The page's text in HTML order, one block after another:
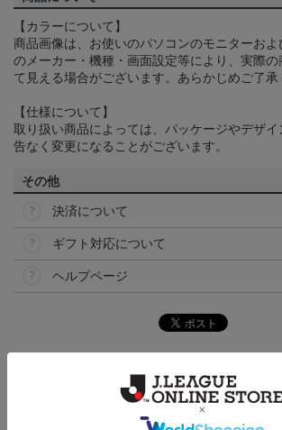
【カラーについて】
商品画像は、お使いのパソコンのモニターお
のメーカー・機種・画面設定等により、実際の
て見える場合がございます。あらかじめご了承
【仕様について】
取り扱い商品によっては、パッケージやデザ
告なく変更になることがございます。
その他
決済について
ギフト対応について
ヘルプページ